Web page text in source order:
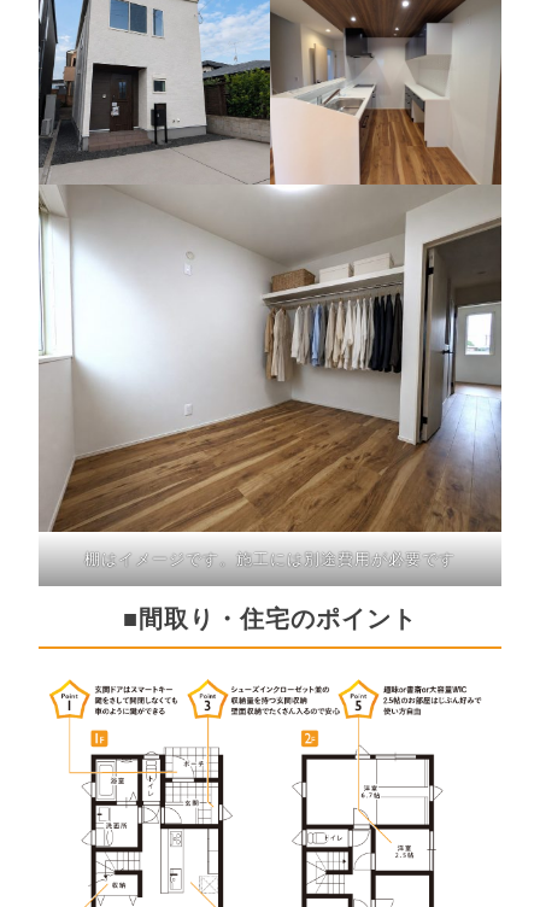
棚はイメージです。施工には別途費用が必要です
■間取り・住宅のポイント